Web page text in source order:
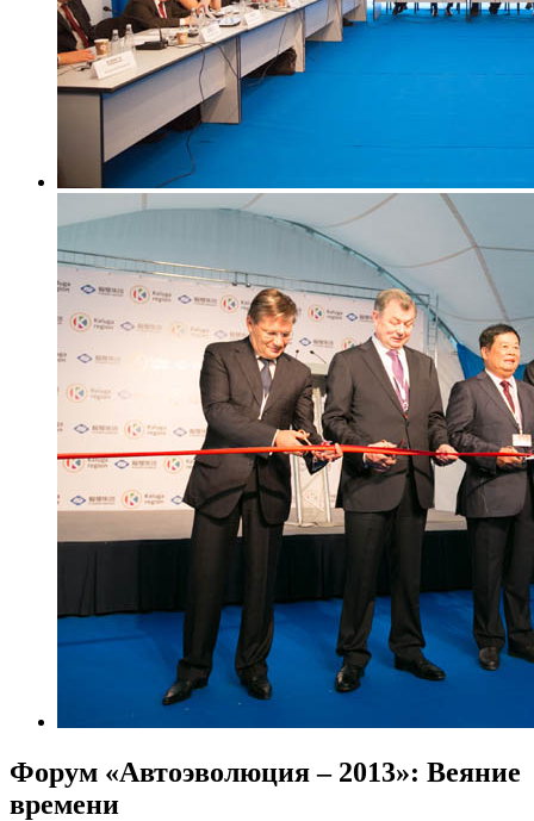
Форум «Автоэволюция – 2013»: Веяние
времени